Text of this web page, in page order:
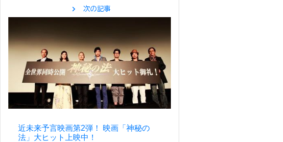
chevron_right 次の記事
近未来予言映画第2弾！ 映画「神秘の
法」大ヒット上映中！